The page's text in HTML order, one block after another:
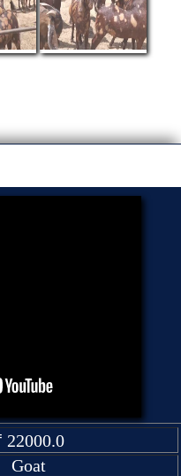
22000.0
Goat